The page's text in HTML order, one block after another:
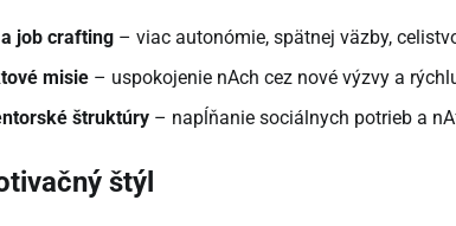
job crafting – viac autonómie, spätnej väzby,
misie – uspokojenie nAch cez nové výzvy a
štruktúry – napĺňanie sociálnych potrieb a
štýl